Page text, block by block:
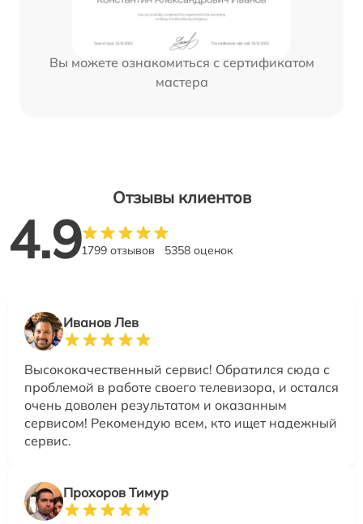
Вы можете ознакомиться с сертификатом
мастера
Отзывы клиентов
4.91799 отзывов 5358 оценок
Иванов Лев
Высококачественный сервис! Обратился сюда с
проблемой в работе своего телевизора, и остался
очень доволен результатом и оказанным
сервисом! Рекомендую всем, кто ищет надежный
сервис.
Прохоров Тимур